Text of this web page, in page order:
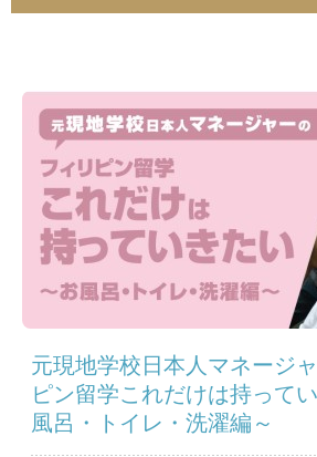
元現地学校日本人マネージ
ピン留学これだけは持って
風呂・トイレ・洗濯編～